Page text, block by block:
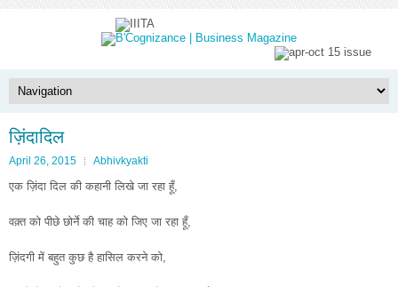
ज़िंदादिल
April 26, 2015 Abhivkyakti
एक ज़िंदा दिल की कहानी लिखे जा रहा हूँ,
वक़्त को पीछे छोर्ने की चाह को जिए जा रहा हूँ,
ज़िंदगी में बहुत कुछ है हासिल करने को,